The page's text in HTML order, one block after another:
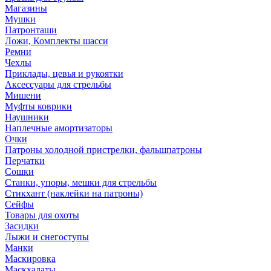
Магазины
Мушки
Патронташи
Ложи, Комплекты шасси
Ремни
Чехлы
Приклады, цевья и рукоятки
Аксессуары для стрельбы
Мишени
Муфты коврики
Наушники
Наплечные амортизаторы
Очки
Патроны холодной пристрелки, фальшпатроны
Перчатки
Сошки
Станки, упоры, мешки для стрельбы
Стикхант (наклейки на патроны)
Сейфы
Товары для охоты
Засидки
Лыжи и снегоступы
Манки
Маскировка